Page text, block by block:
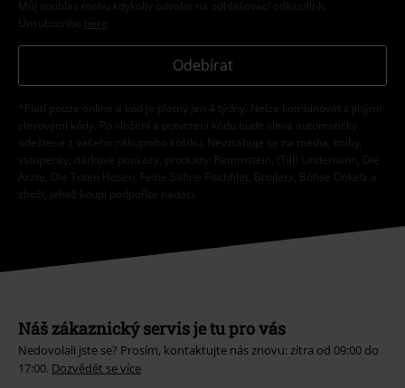
Můj souhlas mohu kdykoliv odvolat na odhlašovací odkaz/link.
Unsubscribe here
Odebírat
*Platí pouze online a kód je platný jen 4 týdny. Nelze kombinovat s jinými
slevovými kódy. Po vložení a potvrzení kódu bude sleva automaticky
odečtena z vašeho nákupního košíku. Nevztahuje se na média, knihy,
vstupenky, dárkové poukazy, produkty: Rammstein, (Till) Lindemann, Die
Ärzte, Die Toten Hosen, Feine Sahne Fischfilet, Broilers, Böhse Onkelz a
zboží, jehož koupí podpoříte nadaci.
Náš zákaznický servis je tu pro vás
Nedovolali jste se? Prosím, kontaktujte nás znovu: zítra od 09:00 do
17:00. Dozvědět se více